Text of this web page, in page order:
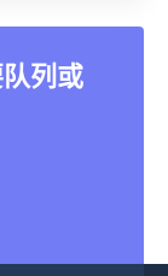
列或